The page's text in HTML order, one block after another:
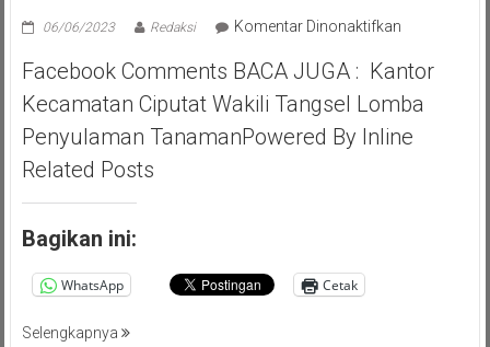
06/06/2023 Redaksi Komentar Dinonaktifkanpada
Saga
Ichsan,
Apresiasi
Giat
Facebook Comments BACA JUGA : Kantor
Kecamatan Ciputat Wakili Tangsel Lomba
Penyulaman TanamanPowered By Inline
Related Posts
Bagikan ini:
WhatsApp Cetak
Selengkapnya